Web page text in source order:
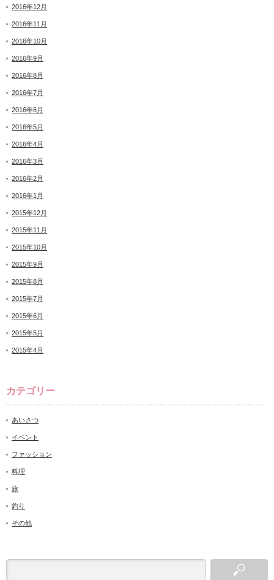
2016年12月
2016年11月
2016年10月
2016年9月
2016年8月
2016年7月
2016年6月
2016年5月
2016年4月
2016年3月
2016年2月
2016年1月
2015年12月
2015年11月
2015年10月
2015年9月
2015年8月
2015年7月
2015年6月
2015年5月
2015年4月
カテゴリー
あいさつ
イベント
ファッション
料理
旅
釣り
その他